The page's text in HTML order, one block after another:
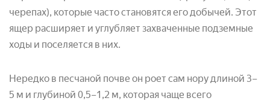
черепах), которые часто становятся его добычей. Этот
ящер расширяет и углубляет захваченные подземные
ходы и поселяется в них.
Нередко в песчаной почве он роет сам нору длиной 3–
5 м и глубиной 0,5–1,2 м, которая чаще всего